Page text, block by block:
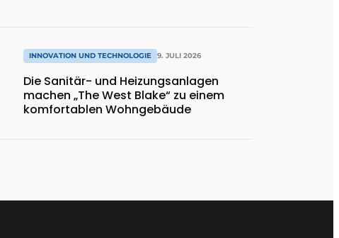
INNOVATION UND TECHNOLOGIE 9. JULI 2026
Die Sanitär- und Heizungsanlagen
machen „The West Blake“ zu einem
komfortablen Wohngebäude